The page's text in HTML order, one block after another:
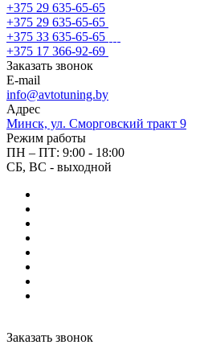
+375 29 635-65-65
+375 29 635-65-65
+375 33 635-65-65
+375 17 366-92-69
Заказать звонок
E-mail
info@avtotuning.by
Адрес
Минск, ул. Сморговский тракт 9
Режим работы
ПН – ПТ: 9:00 - 18:00
СБ, ВС - выходной
Заказать звонок